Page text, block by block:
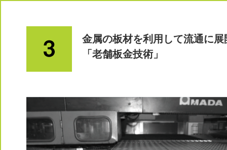
金属の板材を利用して流通に展
「老舗板金技術」